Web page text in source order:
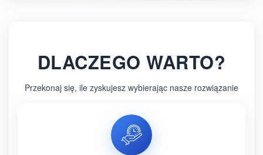
DLACZEGO WARTO?
Przekonaj się, ile zyskujesz wybierając nasze rozwiązanie